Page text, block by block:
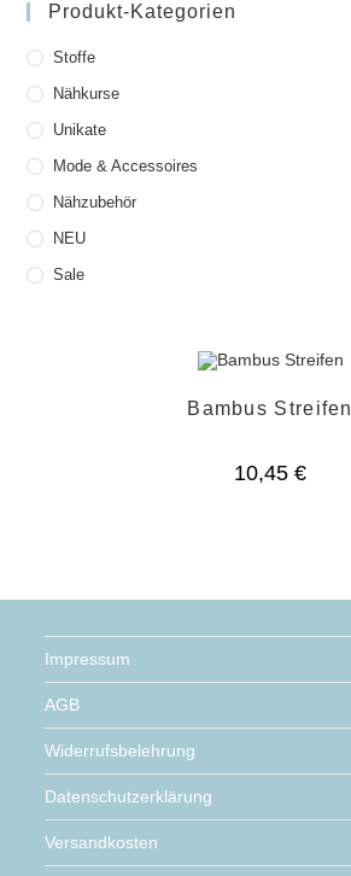
Produkt-Kategorien
Stoffe
Nähkurse
Unikate
Mode & Accessoires
Nähzubehör
NEU
Sale
Bambus Streifen
10,45 €
Impressum
AGB
Widerrufsbelehrung
Datenschutzerklärung
Versandkosten